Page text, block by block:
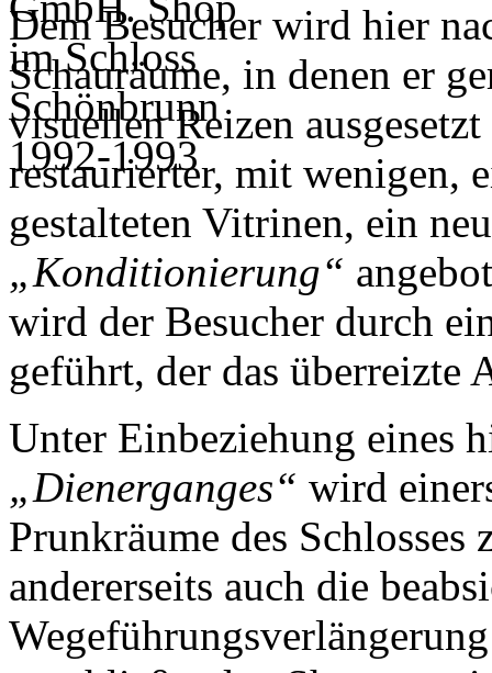
Dem Besucher wird hier
Schauräume, in denen er
visuellen Reizen
restaurierter, mit wenigen,
gestalteten Vitrinen, ein
„Konditionierung“
wird der Besucher durch
geführt, der das überreizte
Unter Einbeziehung eines
„Dienerganges“ wird
Prunkräume des
andererseits auch die